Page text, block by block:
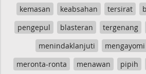
kemasan
keabsahan tersirat
pengepul
blasteran tergenang
menindaklanjuti
mengayomi
meronta-ronta
menawan pipih